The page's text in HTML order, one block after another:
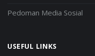
Pedoman Media Sosial
USEFUL LINKS